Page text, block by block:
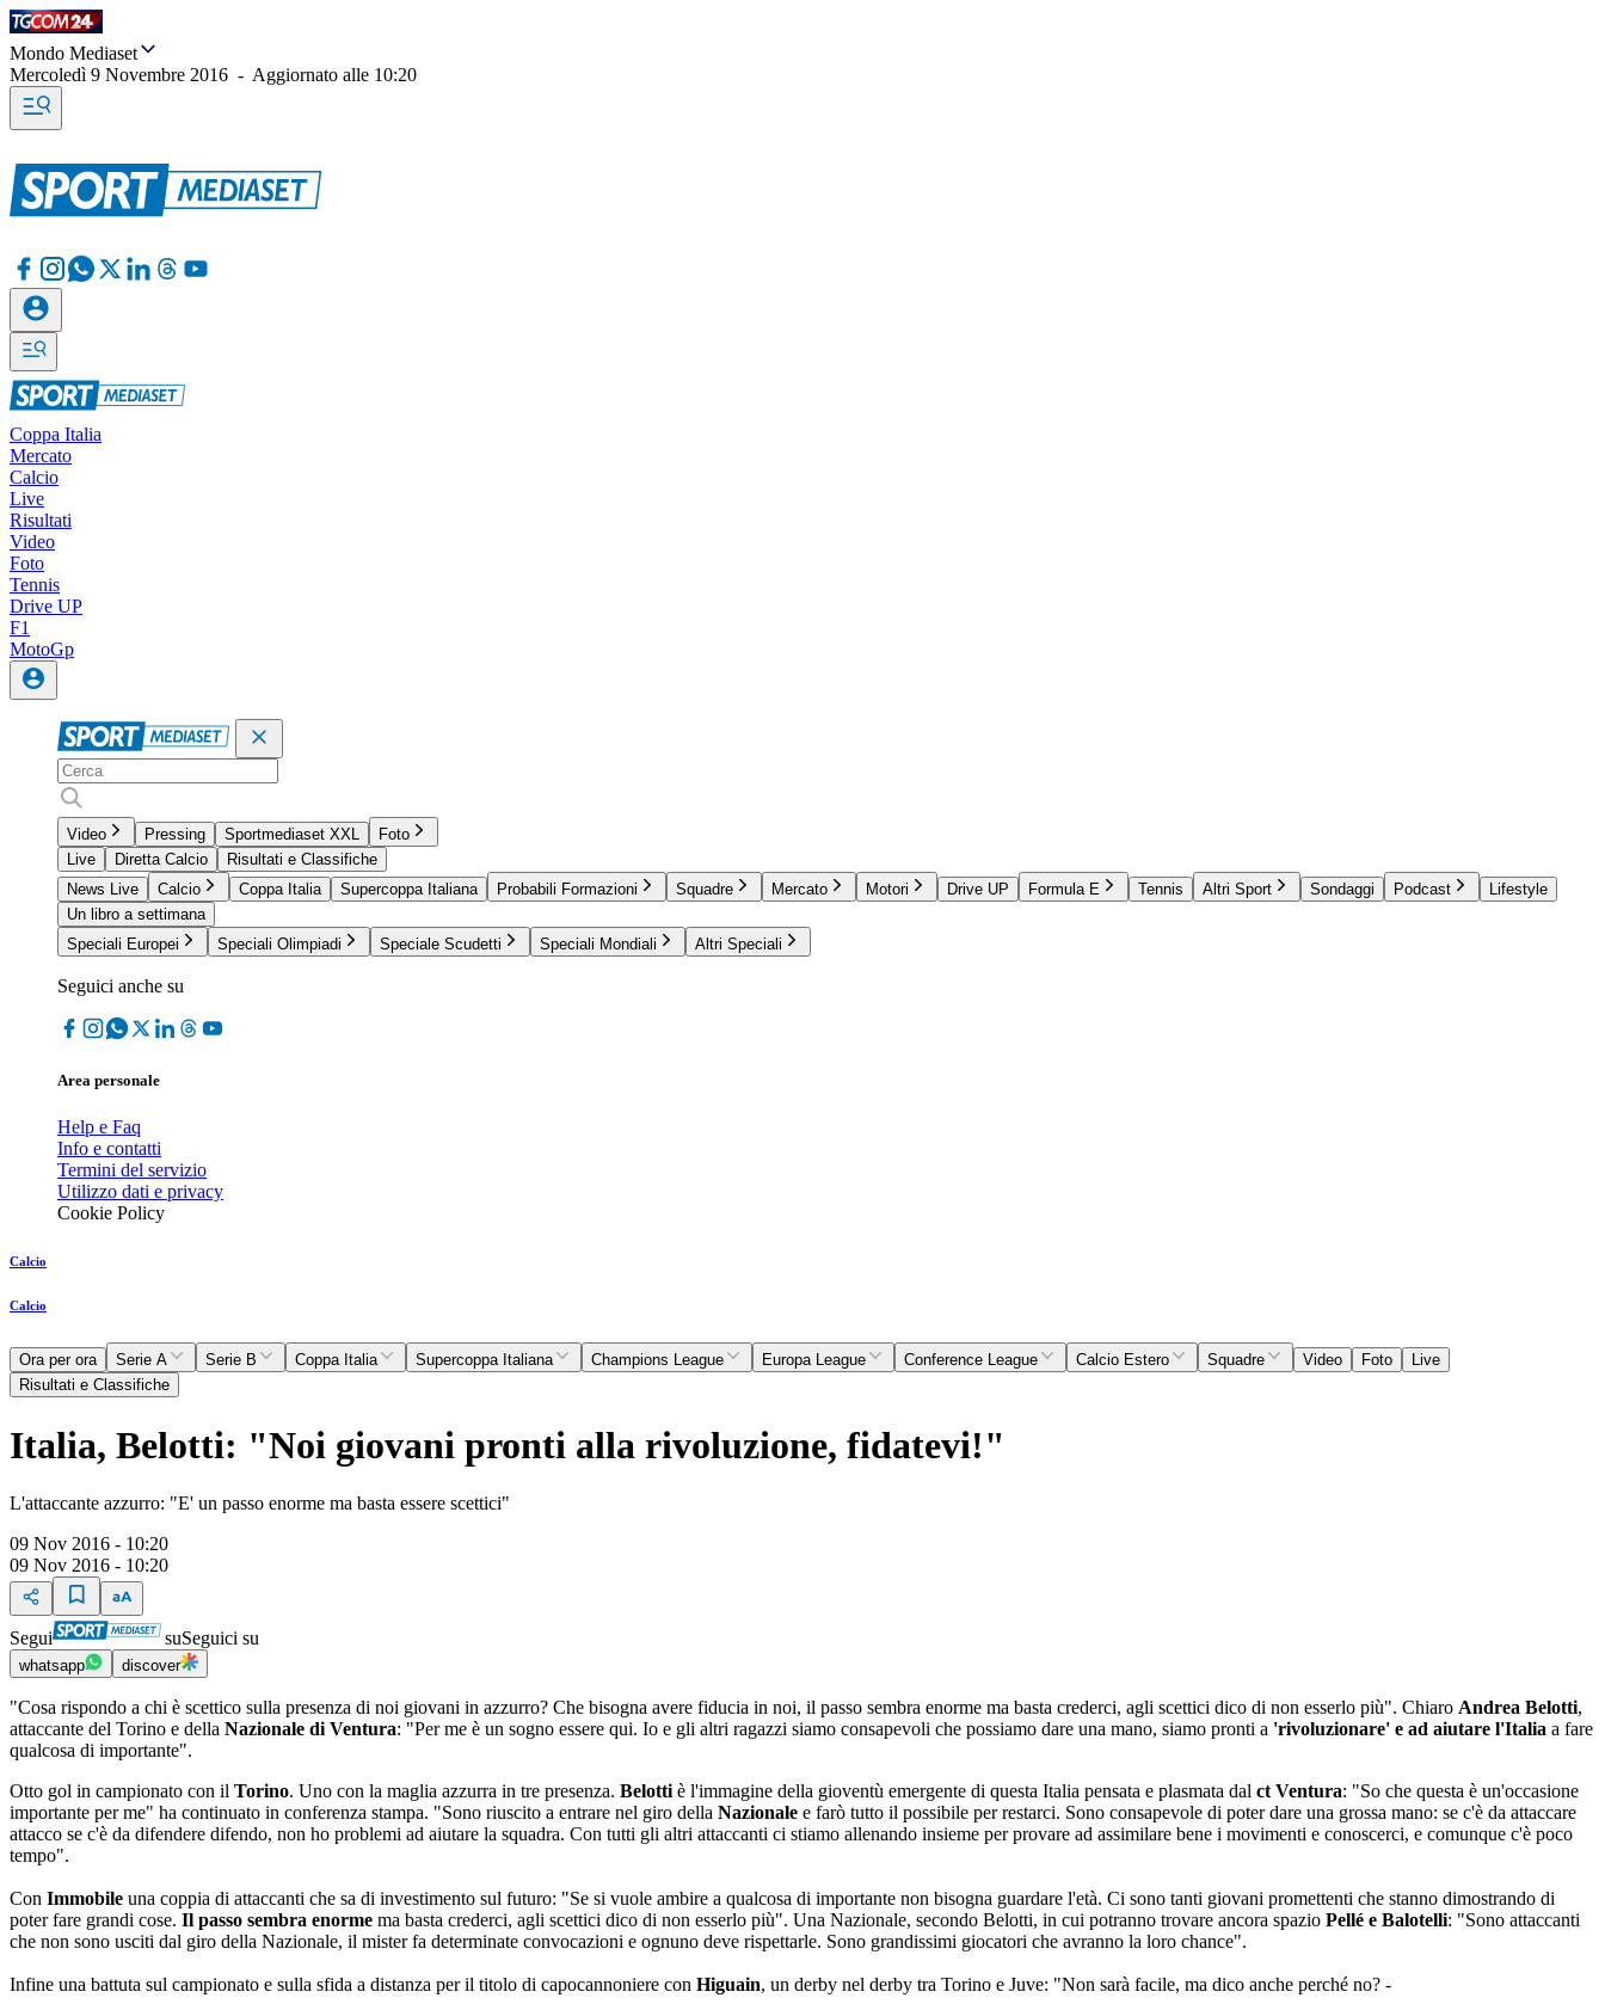
Mondo Mediaset
Mercoledì 9 Novembre 2016 - Aggiornato alle 10:20
Coppa Italia
Mercato
Calcio
Live
Risultati
Video
Foto
Tennis
Drive UP
F1
MotoGp
Video Pressing Sportmediaset XXL
Foto
Live
Diretta Calcio
Risultati e Classifiche
News Live
Calcio Coppa Italia Supercoppa Italiana Probabili Formazioni Squadre Mercato Motori Drive UP Formula E Tennis Altri Sport Sondaggi Podcast
Lifestyle
Un libro a settimana
Speciali Europei
Speciali Olimpiadi Speciale Scudetti Speciali Mondiali Altri Speciali
Seguici anche su
Area personale
Help e Faq
Info e contatti
Termini del servizio
Utilizzo dati e privacy
Cookie Policy
Calcio
Calcio
Ora per ora Serie A Serie B Coppa Italia Supercoppa Italiana Champions League Europa League Conference League Calcio Estero Squadre Video Foto
Live
Risultati e Classifiche
Italia, Belotti: "Noi giovani pronti alla rivoluzione, fidatevi!"
L'attaccante azzurro: "E' un passo enorme ma basta essere scettici"
09 Nov 2016 - 10:20
09 Nov 2016 - 10:20
Segui suSeguici su
whatsapp discover
"Cosa rispondo a chi è scettico sulla presenza di noi giovani in azzurro? Che bisogna avere fiducia in noi, il passo sembra enorme ma basta crederci, agli scettici dico di non esserlo più". Chiaro Andrea Belotti,
attaccante del Torino e della Nazionale di Ventura: "Per me è un sogno essere qui. Io e gli altri ragazzi siamo consapevoli che possiamo dare una mano, siamo pronti a 'rivoluzionare' e ad aiutare l'Italia a fare
qualcosa di importante".
Otto gol in campionato con il Torino. Uno con la maglia azzurra in tre presenza. Belotti è l'immagine della gioventù emergente di questa Italia pensata e plasmata dal ct Ventura: "So che questa è un'occasione
importante per me" ha continuato in conferenza stampa. "Sono riuscito a entrare nel giro della Nazionale e farò tutto il possibile per restarci. Sono consapevole di poter dare una grossa mano: se c'è da attaccare
attacco se c'è da difendere difendo, non ho problemi ad aiutare la squadra. Con tutti gli altri attaccanti ci stiamo allenando insieme per provare ad assimilare bene i movimenti e conoscerci, e comunque c'è poco
tempo".
Con Immobile una coppia di attaccanti che sa di investimento sul futuro: "Se si vuole ambire a qualcosa di importante non bisogna guardare l'età. Ci sono tanti giovani promettenti che stanno dimostrando di
poter fare grandi cose. Il passo sembra enorme ma basta crederci, agli scettici dico di non esserlo più". Una Nazionale, secondo Belotti, in cui potranno trovare ancora spazio Pellé e Balotelli: "Sono attaccanti
che non sono usciti dal giro della Nazionale, il mister fa determinate convocazioni e ognuno deve rispettarle. Sono grandissimi giocatori che avranno la loro chance".
Infine una battuta sul campionato e sulla sfida a distanza per il titolo di capocannoniere con Higuain, un derby nel derby tra Torino e Juve: "Non sarà facile, ma dico anche perché no? -